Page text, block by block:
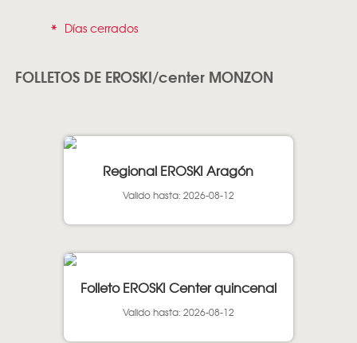
* Días cerrados
FOLLETOS DE EROSKI/center MONZON
Regional EROSKI Aragón
Valido hasta: 2026-08-12
Folleto EROSKI Center quincenal
Valido hasta: 2026-08-12